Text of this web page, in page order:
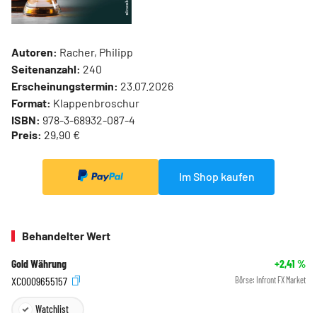
Autoren: Racher, Philipp
Seitenanzahl: 240
Erscheinungstermin: 23.07.2026
Format: Klappenbroschur
ISBN: 978-3-68932-087-4
Preis: 29,90 €
Im Shop kaufen
Behandelter Wert
Gold Währung +2,41 %
XC0009655157
Börse: Infront FX Market
Watchlist